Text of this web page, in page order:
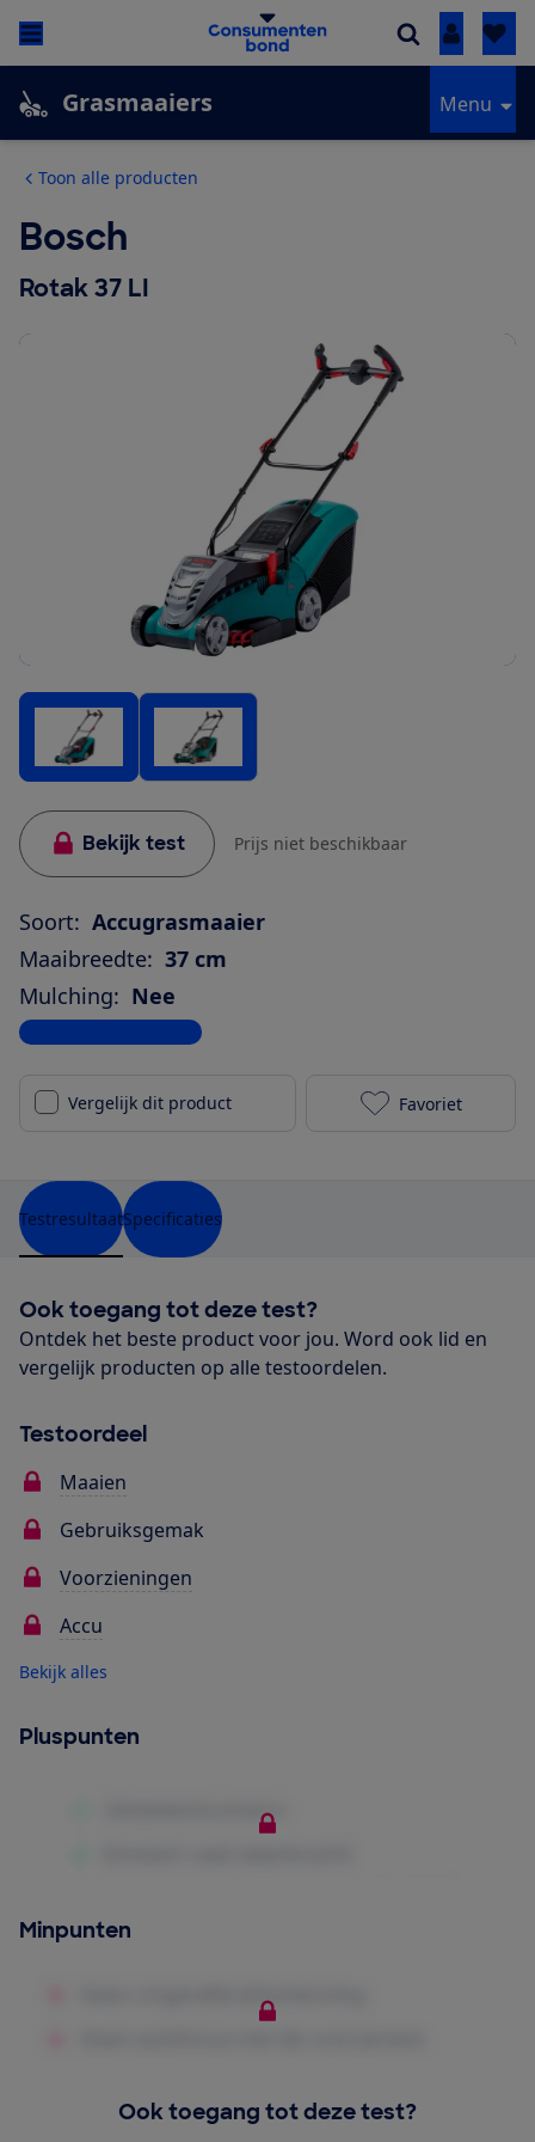
Inloggen
Grasmaaiers Menu
Toon alle producten
Bosch
Rotak 37 LI
Bekijk test Prijs niet beschikbaar
Soort: Accugrasmaaier
Maaibreedte: 37 cm
Mulching: Nee
Bekijk alle specificaties
Vergelijk dit product Bosch Rotak
Favoriet
TestresultaatSpecificaties
Ook toegang tot deze test?
Ontdek het beste product voor jou. Word ook lid en
vergelijk producten op alle testoordelen.
Testoordeel
Maaien
Gebruiksgemak
Voorzieningen
Accu
Bekijk alles
Pluspunten
Minpunten
Ook toegang tot deze test?